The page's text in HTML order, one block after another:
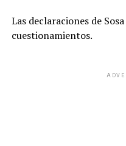
Las declaraciones de
cuestionamientos.